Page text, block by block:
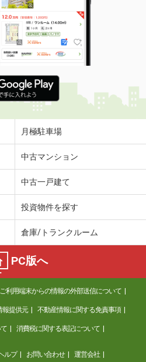
月極駐車場
中古マンション
中古一戸建て
投資物件を探す
倉庫/トランクルーム
PC版へ
利用端末からの情報の外部送信について
報提供元 不動産情報に関する免責事項
消費税に関する表記について
ルプ お問い合わせ 運営会社